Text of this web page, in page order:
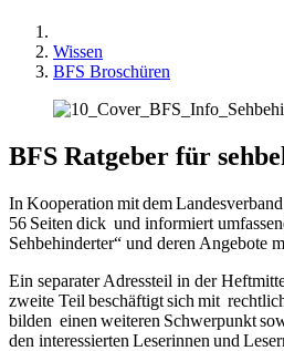
Wissen
BFS Broschüren
BFS Ratgeber für
In Kooperation mit dem
56 Seiten dick und informiert
Sehbehinderter“ und deren Angebote
Ein separater Adressteil in der
zweite Teil beschäftigt sich mit
bilden einen weiteren Schwerpunkt
den interessierten Leserinnen und